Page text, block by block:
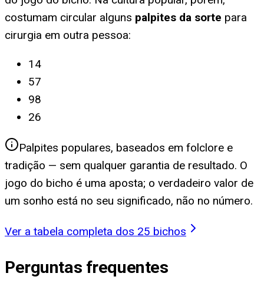
costumam circular alguns palpites da sorte para
cirurgia em outra pessoa:
14
57
98
26
Palpites populares, baseados em folclore e
tradição — sem qualquer garantia de resultado. O
jogo do bicho é uma aposta; o verdadeiro valor de
um sonho está no seu significado, não no número.
Ver a tabela completa dos 25 bichos
Perguntas frequentes